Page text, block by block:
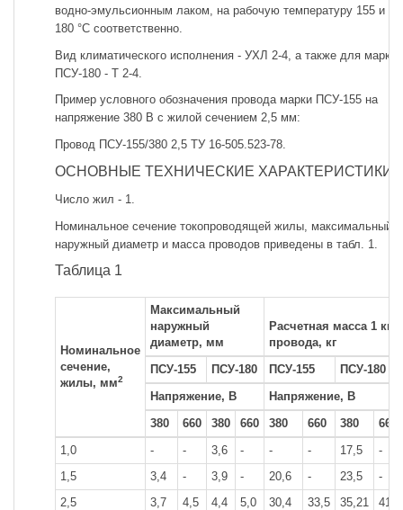
водно-эмульсионным лаком, на рабочую температуру 155 и
180 °С соответственно.
Вид климатического исполнения - УХЛ 2-4, а также для марки
ПСУ-180 - Т 2-4.
Пример условного обозначения провода марки ПСУ-155 на
напряжение 380 В с жилой сечением 2,5 мм:
Провод ПСУ-155/380 2,5 ТУ 16-505.523-78.
ОСНОВНЫЕ ТЕХНИЧЕСКИЕ ХАРАКТЕРИСТИКИ
Число жил - 1.
Номинальное сечение токопроводящей жилы, максимальный
наружный диаметр и масса проводов приведены в табл. 1.
Таблица 1
Номинальное
сечение,
жилы, мм2
Максимальный
наружный
диаметр, мм
Расчетная масса 1 км
провода, кг
ПСУ-155
ПСУ-180 ПСУ-155
ПСУ-180
Напряжение, В
Напряжение, В
380
660 380 660 380 660 380
660
1,0
- - 3,6 - - - 17,5
-
1,5
3,4 - 3,9 - 20,6 - 23,5
-
2,5
3,7 4,5 4,4 5,0 30,4 33,5 35,21
41,4